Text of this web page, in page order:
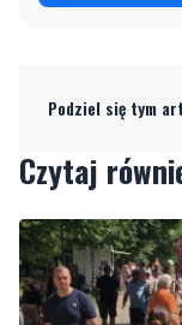
Podziel się tym
Czytaj